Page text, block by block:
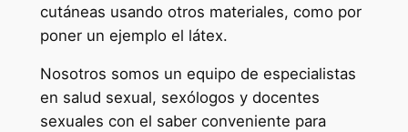
cutáneas usando otros materiales, como por
poner un ejemplo el látex.
Nosotros somos un equipo de especialistas
en salud sexual, sexólogos y docentes
sexuales con el saber conveniente para